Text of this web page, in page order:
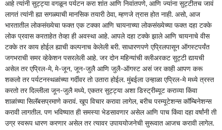
आहे त्यांनी सुट्ट्या वगळून पर्यटन करा शांत आणि निवांतपणे, आणि ज्यांना सुट्टीतच जावं
लागतं त्यांनी ह्या सगळ्याची मानसिक तयारी ठेवा, म्हणजे त्रास होत नाही. असो, आज
भारतातील लोकसंख्येचा फक्त एक टक्का आणि चायनाच्या लोकसंख्येच्या फक्त दहा टक्के
लोक प्रवास करताहेत तेव्हा ही अवस्था आहे. आपले दहा टक्के झाले आणि चायनाचे वीस
टक्के तर काय होईल ह्याची कल्पनाच केलेली बरी. साधारणपणे एप्रिलपासून ऑगस्टपर्यंत
जगभराची समर व्हेकेशन पसरलेली आहे. जर दोन महिन्यांची क्लीअरकट सुट्टी द्यायची
असेल तर एप्रिल-मे, मे-जून, जून-जुलै आणि जुलै-ऑगस्ट असं जर काही आपण करू
शकलो तर पर्यटनस्थळांच्या गर्दीवर तो उतारा होईल. मुंबईला उन्हाळा एप्रिल-मे मध्ये त्रस्त
करतो तर दिल्लीला जून-जुलै मध्ये, एकतर सुट्ट्या अशा डिस्ट्रीब्यूट कराव्या किंवा
शाळांच्या सिलॅबसप्रमाणे करावं. खूप विचार करावा लागेल, बरीच परम्यूटेशन्स कॉम्बिनेशन्स
करावी लागतील. पण भविष्यात ही समस्या भेडसावणार असेल आणि पाच किंवा दहा वर्षांनी ती
उग्र स्वरूप धारण करणार असेल तर त्यावर उपाययोजनेची सुरूवात आजच करावी लागेल.